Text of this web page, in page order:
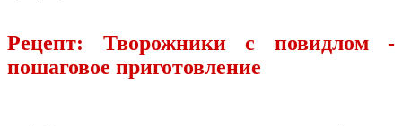
Рецепт: Творожники с повидлом -
пошаговое приготовление